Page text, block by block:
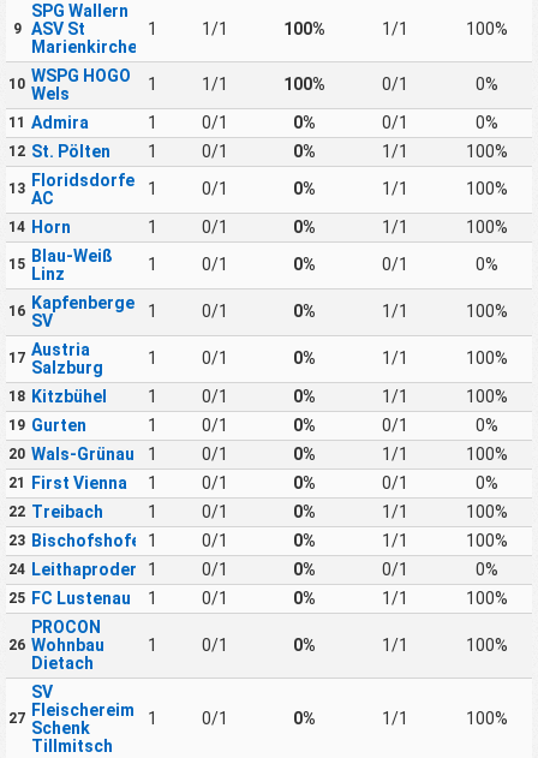
9
SPG Wallern
ASV St
Marienkirchen
1 1/1 100% 1/1 100%
10 WSPG HOGO
Wels
1 1/1 100% 0/1 0%
11 Admira 1 0/1 0% 0/1 0%
12 St. Pölten 1 0/1 0% 1/1 100%
13 Floridsdorfer
AC
1 0/1 0% 1/1 100%
14 Horn 1 0/1 0% 1/1 100%
15 Blau-Weiß
Linz
1 0/1 0% 0/1 0%
16 Kapfenberger
SV
1 0/1 0% 1/1 100%
17 Austria
Salzburg
1 0/1 0% 1/1 100%
18 Kitzbühel 1 0/1 0% 1/1 100%
19 Gurten 1 0/1 0% 0/1 0%
20 Wals-Grünau 1 0/1 0% 1/1 100%
21 First Vienna 1 0/1 0% 0/1 0%
22 Treibach 1 0/1 0% 1/1 100%
23 Bischofshofen1 0/1 0% 1/1 100%
24 Leithaprodersdorf
1 0/1 0% 0/1 0%
25 FC Lustenau 1 0/1 0% 1/1 100%
26
PROCON
Wohnbau
Dietach
1 0/1 0% 1/1 100%
27
SV
Fleischereimaschinen
Schenk
Tillmitsch
1 0/1 0% 1/1 100%